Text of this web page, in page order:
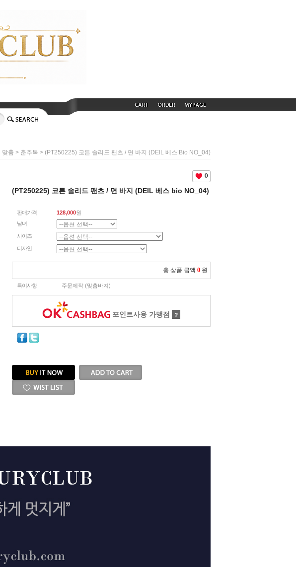
맞춤 > 춘추복 > (PT250225) 코튼 솔리드 팬츠 / 면 바지 (DEIL 베스 Bio NO_04)
0
(PT250225) 코튼 솔리드 팬츠 / 면 바지 (DEIL 베스 bio NO_04)
판매가격 128,000원
남녀
사이즈
디자인
총 상품 금액 0 원
특이사항 주문제작 (맞춤바지)
포인트사용 가맹점 ?